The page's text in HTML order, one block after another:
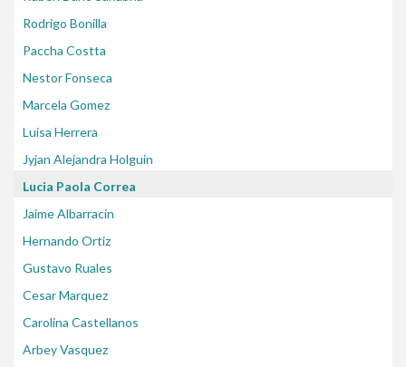
Rodrigo Bonilla
Paccha Costta
Nestor Fonseca
Marcela Gomez
Luisa Herrera
Jyjan Alejandra Holguin
Lucia Paola Correa
Jaime Albarracin
Hernando Ortiz
Gustavo Ruales
Cesar Marquez
Carolina Castellanos
Arbey Vasquez